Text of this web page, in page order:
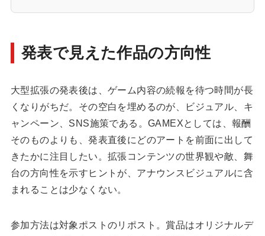
発表で見えた作品の方向性
大型拡張の発表後は、ゲーム内容の続報を待つ時間が長
くなりがちだ。その空白を埋めるのが、ビジュアル、キ
ャンペーン、SNS施策である。GAMEXとしては、報酬
そのものよりも、発表直後にどのアートを前面に出して
きたかに注目したい。拡張コンテンツの世界観や敵、舞
台の方向性を示すヒントが、アナウンスビジュアルに含
まれることは少なくない。
参加方法は対象ポストのリポスト。賞品はオリジナルデ